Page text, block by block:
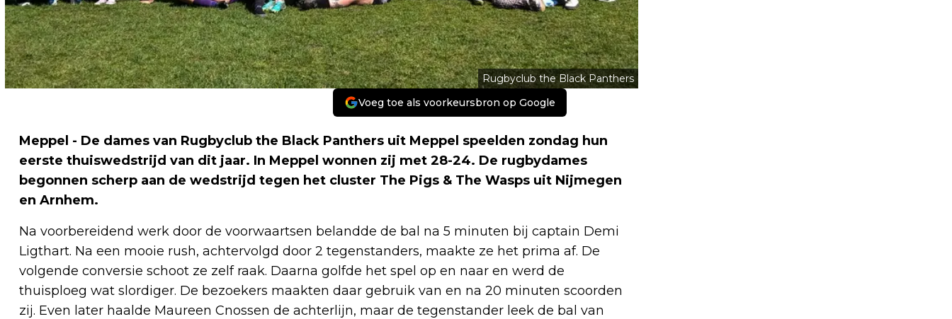
Rugbyclub the Black Panthers
Voeg toe als voorkeursbron op Google
Meppel - De dames van Rugbyclub the Black Panthers uit Meppel speelden zondag hun
eerste thuiswedstrijd van dit jaar. In Meppel wonnen zij met 28-24. De rugbydames
begonnen scherp aan de wedstrijd tegen het cluster The Pigs & The Wasps uit Nijmegen
en Arnhem.
Na voorbereidend werk door de voorwaartsen belandde de bal na 5 minuten bij captain Demi
Ligthart. Na een mooie rush, achtervolgd door 2 tegenstanders, maakte ze het prima af. De
volgende conversie schoot ze zelf raak. Daarna golfde het spel op en naar en werd de
thuisploeg wat slordiger. De bezoekers maakten daar gebruik van en na 20 minuten scoorden
zij. Even later haalde Maureen Cnossen de achterlijn, maar de tegenstander leek de bal van